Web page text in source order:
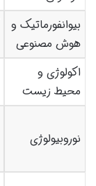
بیوانفورماتیک و
هوش مصنوعی
اکولوژی و
محیط زیست
نوروبیولوژی